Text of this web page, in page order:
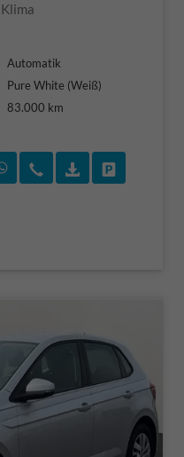
Automatik
Pure White (Weiß)
83.000 km
Rückruf vereinbaren
Wir rufen Sie an